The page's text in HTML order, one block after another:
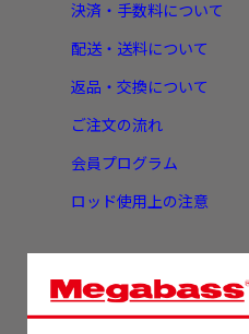
決済・手数料について
配送・送料について
返品・交換について
ご注文の流れ
会員プログラム
ロッド使用上の注意